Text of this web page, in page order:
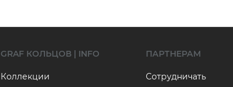
GRAF КОЛЬЦОВ | INFO
Коллекции
ПАРТНЕРАМ
Сотрудничать